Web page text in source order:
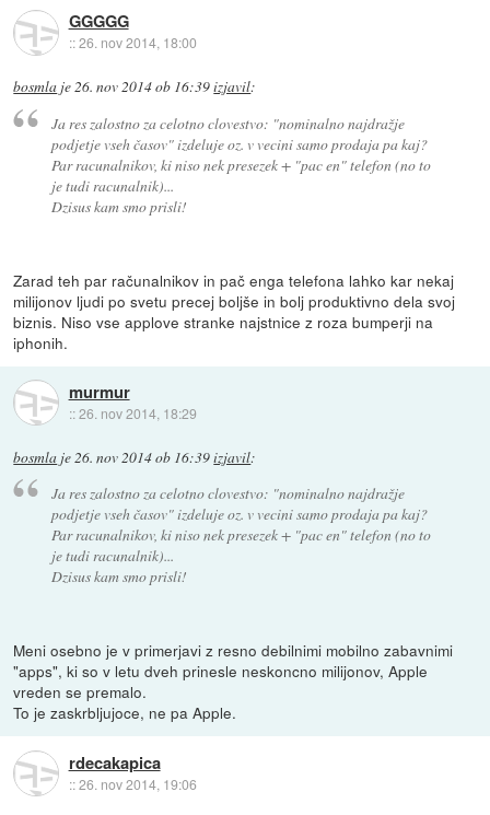
GGGGG
::26. nov 2014, 18:00
bosmla je26. nov 2014 ob 16:39izjavil:
Ja res zalostno za celotno clovestvo: "nominalno najdražje
podjetje vseh časov" izdeluje oz. v vecini samo prodaja pa kaj?
Par racunalnikov, ki niso nek presezek + "pac en" telefon (no to
je tudi racunalnik)...
Dzisus kam smo prisli!
Zarad teh par računalnikov in pač enga telefona lahko kar nekaj
milijonov ljudi po svetu precej boljše in bolj produktivno dela svoj
biznis. Niso vse applove stranke najstnice z roza bumperji na
iphonih.
murmur
::26. nov 2014, 18:29
bosmla je26. nov 2014 ob 16:39izjavil:
Ja res zalostno za celotno clovestvo: "nominalno najdražje
podjetje vseh časov" izdeluje oz. v vecini samo prodaja pa kaj?
Par racunalnikov, ki niso nek presezek + "pac en" telefon (no to
je tudi racunalnik)...
Dzisus kam smo prisli!
Meni osebno je v primerjavi z resno debilnimi mobilno zabavnimi
"apps", ki so v letu dveh prinesle neskoncno milijonov, Apple
vreden se premalo.
To je zaskrbljujoce, ne pa Apple.
rdecakapica
::26. nov 2014, 19:06